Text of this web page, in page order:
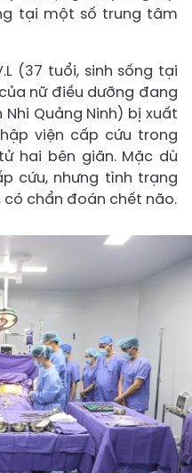
tại một số trung tâm
(37 tuổi, sinh sống tại
nữ điều dưỡng đang
Quảng Ninh) bị xuất
viện cấp cứu trong
hai bên giãn. Mặc dù
cứu, nhưng tình trạng
có chẩn đoán chết não.